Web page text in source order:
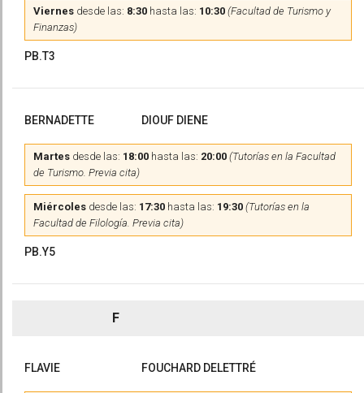
Viernes desde las: 8:30 hasta las: 10:30 (Facultad de Turismo y
Finanzas)
PB.T3
BERNADETTE DIOUF DIENE
Martes desde las: 18:00 hasta las: 20:00 (Tutorías en la Facultad
de Turismo. Previa cita)
Miércoles desde las: 17:30 hasta las: 19:30 (Tutorías en la
Facultad de Filología. Previa cita)
PB.Y5
F
FLAVIE FOUCHARD DELETTRÉ